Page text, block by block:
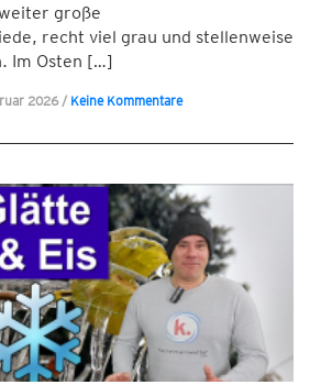
große
recht viel grau und stellenweise
Im Osten […]
2026/ Keine Kommentare